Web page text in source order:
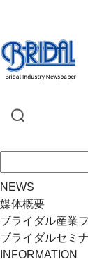
NEWS
媒体概要
ブライダル産業
ブライダルセミ
INFORMATION